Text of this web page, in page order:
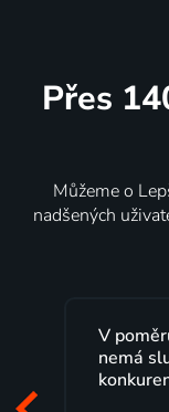
Přes
Můžeme o
nadšených